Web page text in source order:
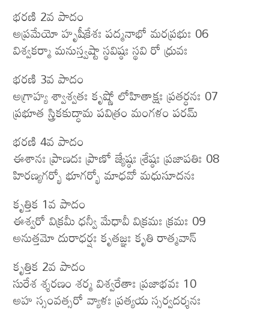
భరణి 2వ పాదం
అప్రమేయో హృషీకేశః పద్మనాభో మరప్రభుః 06
విశ్వకర్మా మనుస్త్వష్టా స్థవిష్ఠః స్థవి రో ధ్రువః
భరణి 3వ పాదం
అగ్రాహ్య శ్వాశ్వతః కృష్ణో లోహితాక్షః ప్రతర్ధనః 07
ప్రభూత స్త్రికకుద్ధామ పవిత్రం మంగళం పరమ్
భరణి 4వ పాదం
ఈశానః ప్రాణదః ప్రాణో జ్యేష్ఠః శ్రేష్ఠః ప్రజాపతిః 08
హిరణ్యగర్భో భూగర్భో మాధవో మధుసూదనః
కృత్తిక 1వ పాదం
ఈశ్వరో విక్రమీ ధన్వీ మేధావీ విక్రమః క్రమః 09
అనుత్తమో దురాధర్షః కృతజ్ఞః కృతి రాత్మవాన్
కృత్తిక 2వ పాదం
సురేశ శ్శరణం శర్మ విశ్వరేతాః ప్రజాభవః 10
అహ స్సంవత్సరో వ్యాళః ప్రత్యయ స్సర్వదర్శనః